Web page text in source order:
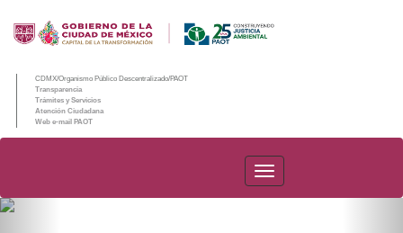
CDMX/Organismo Público Descentralizado/PAOT
Transparencia
Trámites y Servicios
Atención Ciudadana
Web e-mail PAOT
PAOT